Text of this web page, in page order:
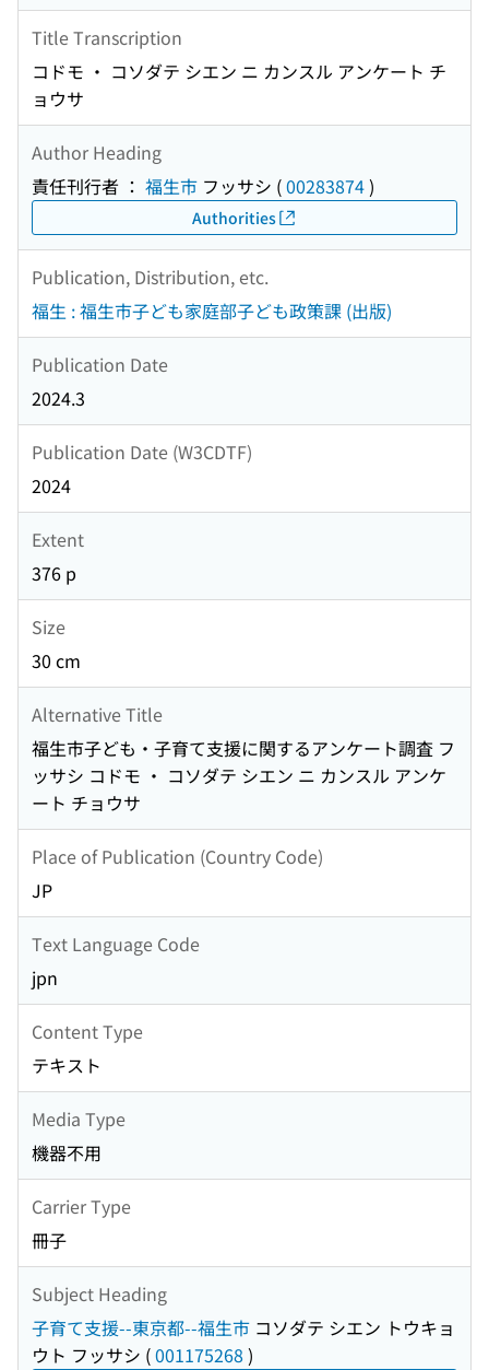
Title Transcription
コドモ ・ コソダテ シエン ニ カンスル アンケート チ
ョウサ
Author Heading
責任刊行者 ： 福生市 フッサシ (00283874)
Authorities
Publication, Distribution, etc.
福生 : 福生市子ども家庭部子ども政策課 (出版)
Publication Date
2024.3
Publication Date (W3CDTF)
2024
Extent
376 p
Size
30 cm
Alternative Title
福生市子ども・子育て支援に関するアンケート調査 フ
ッサシ コドモ ・ コソダテ シエン ニ カンスル アンケ
ート チョウサ
Place of Publication (Country Code)
JP
Text Language Code
jpn
Content Type
テキスト
Media Type
機器不用
Carrier Type
冊子
Subject Heading
子育て支援--東京都--福生市 コソダテ シエン トウキョ
ウト フッサシ (001175268 )